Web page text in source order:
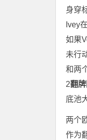
身穿
Ivey
如果
未行
和两
2翻
底池
两个
作为